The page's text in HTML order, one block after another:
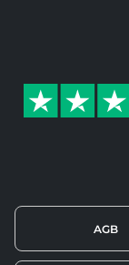
AGB